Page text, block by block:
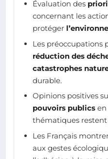
Évaluation des
concernant les
protéger
Les préoccupations
réduction des
catastrophes
durable.
Opinions positives
pouvoirs publics en
thématiques restent
Les Français
aux gestes